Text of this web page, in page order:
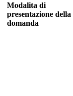
Modalita di
presentazione della
domanda